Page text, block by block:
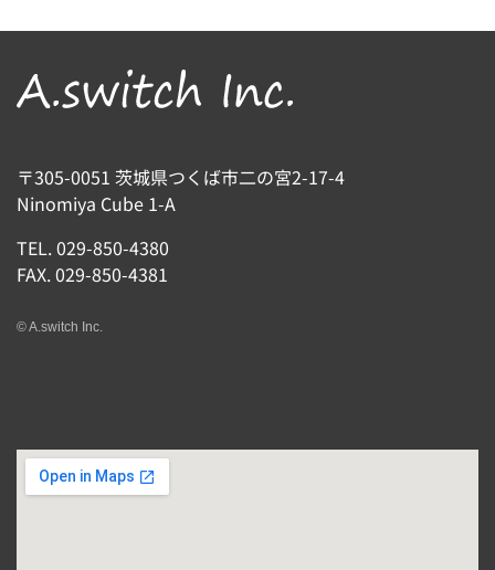
〒305-0051 茨城県つくば市二の宮2-17-4
Ninomiya Cube 1-A
TEL. 029-850-4380
FAX. 029-850-4381
©︎ A.switch Inc.